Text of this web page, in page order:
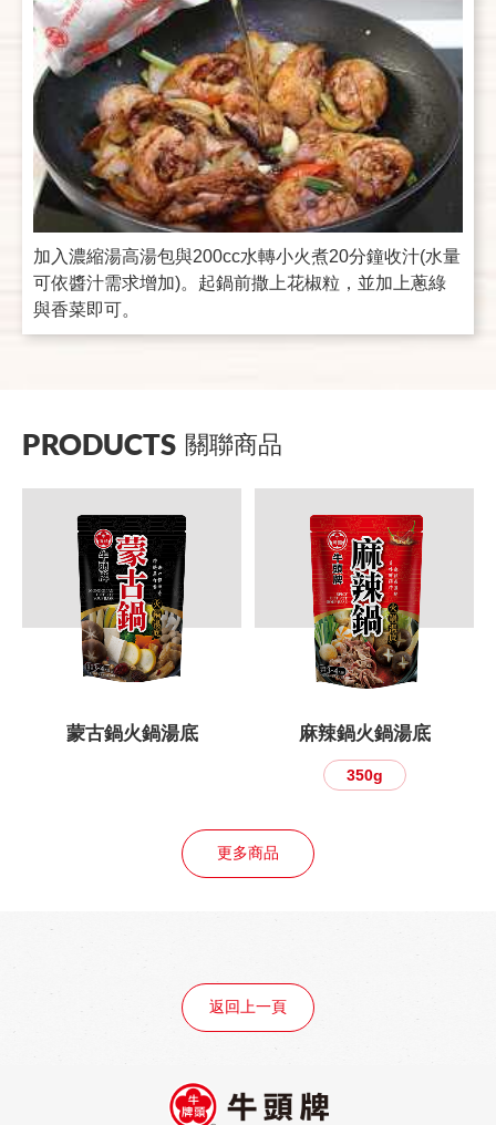
加入濃縮湯高湯包與200cc水轉小火煮20分鐘收汁(水量
可依醬汁需求增加)。起鍋前撒上花椒粒，並加上蔥綠
與香菜即可。
PRODUCTS 關聯商品
蒙古鍋火鍋湯底 麻辣鍋火鍋湯底
350g
更多商品
返回上一頁